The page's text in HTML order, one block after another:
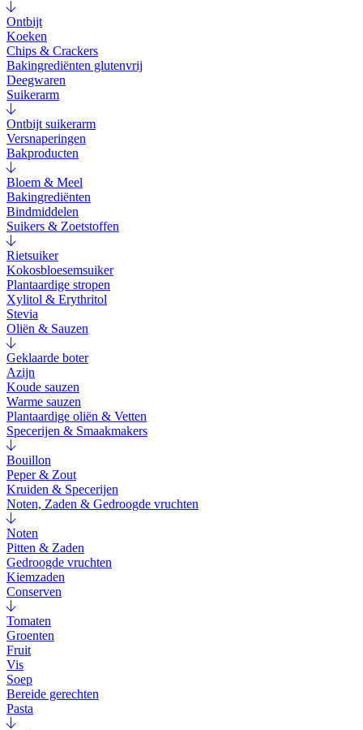
Ontbijt
Koeken
Chips & Crackers
Bakingrediënten glutenvrij
Deegwaren
Suikerarm
Ontbijt suikerarm
Versnaperingen
Bakproducten
Bloem & Meel
Bakingrediënten
Bindmiddelen
Suikers & Zoetstoffen
Rietsuiker
Kokosbloesemsuiker
Plantaardige stropen
Xylitol & Erythritol
Stevia
Oliën & Sauzen
Geklaarde boter
Azijn
Koude sauzen
Warme sauzen
Plantaardige oliën & Vetten
Specerijen & Smaakmakers
Bouillon
Peper & Zout
Kruiden & Specerijen
Noten, Zaden & Gedroogde vruchten
Noten
Pitten & Zaden
Gedroogde vruchten
Kiemzaden
Conserven
Tomaten
Groenten
Fruit
Vis
Soep
Bereide gerechten
Pasta